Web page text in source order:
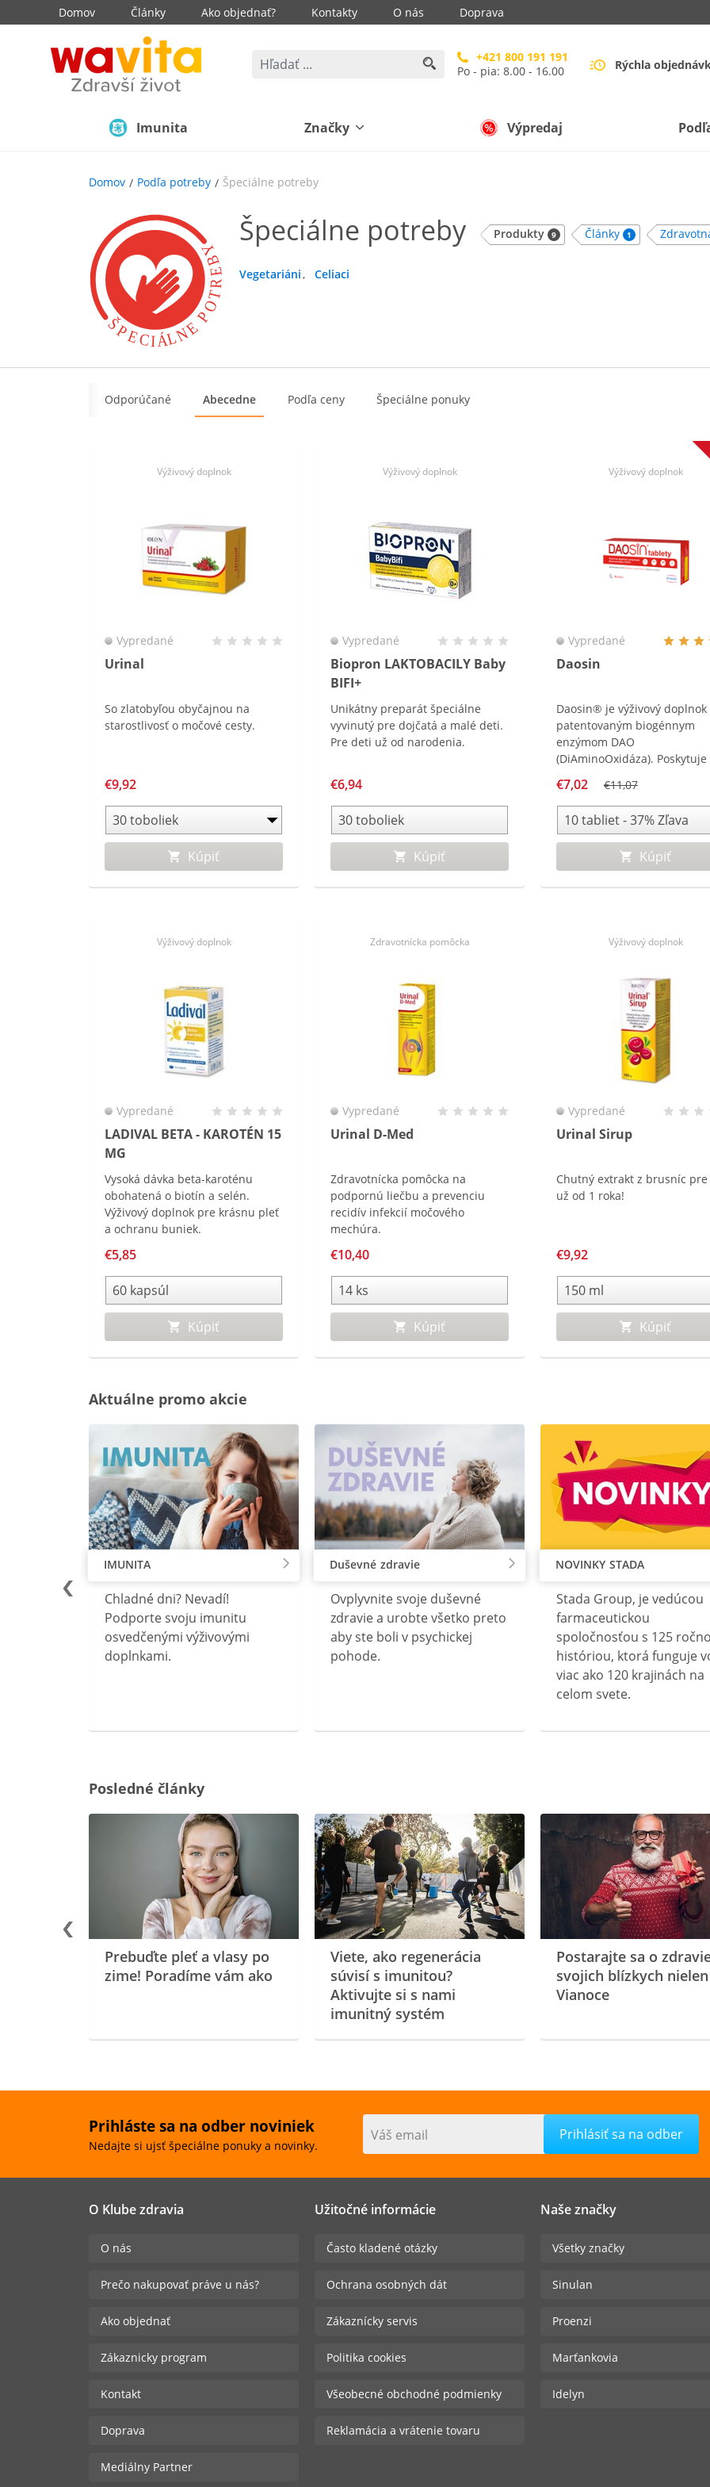
Domov Články Ako objednať? Kontakty O nás Doprava
+421 800 191 191
Po - pia: 8.00 - 16.00
Rýchla
Imunita Značky Výpredaj
Domov Podľa potreby Špeciálne potreby
Špeciálne potreby Produkty 9 Články 1
Vegetariáni Celiaci
Odporúčané Abecedne Podľa ceny Špeciálne ponuky
Výživový doplnok
Urinal
Vypredané
So zlatobyľou obyčajnou na
starostlivosť o močové cesty.
€9,92
Kúpiť
Výživový doplnok
Biopron LAKTOBACILY Baby
BIFI+
Vypredané
Unikátny preparát špeciálne
vyvinutý pre dojčatá a malé deti.
Pre deti už od narodenia.
€6,94
Kúpiť
Výživový doplnok
Daosin
Vypredané
Daosin® je výživový doplnok
patentovaným biogénnym
enzýmom DAO
(DiAminoOxidáza).
spracovanie prebytočného
histamínu pri liečbe
neznášanlivosti potravín
vyvolanej histamínovou
intoleranciou.
€7,02 €11,07
Kúpiť
Výživový doplnok
LADIVAL BETA - KAROTÉN 15
MG
Vypredané
Vysoká dávka beta-karoténu
obohatená o biotín a selén.
Výživový doplnok pre krásnu pleť
a ochranu buniek.
€5,85
Kúpiť
Zdravotnícka pomôcka
Urinal D-Med
Vypredané
Zdravotnícka pomôcka na
podpornú liečbu a prevenciu
recidív infekcií močového
mechúra.
€10,40
Kúpiť
Výživový doplnok
Urinal Sirup
Vypredané
Chutný extrakt z brusníc
už od 1 roka!
€9,92
Kúpiť
Aktuálne promo akcie
IMUNITA
Chladné dni? Nevadí!
Podporte svoju imunitu
osvedčenými výživovými
doplnkami.
Duševné zdravie
Ovplyvnite svoje duševné
zdravie a urobte všetko preto
aby ste boli v psychickej
pohode.
NOVINKY STADA
Stada Group, je vedúcou
farmaceutickou
spoločnosťou s 125
históriou, ktorá funguje
viac ako 120 krajinách na
celom svete.
Posledné články
Prebuďte pleť a vlasy po
zime! Poradíme vám ako
Viete, ako regenerácia
súvisí s imunitou?
Aktivujte si s nami
imunitný systém
Postarajte sa o
svojich blízkych
Vianoce
Prihláste sa na odber noviniek
Nedajte si ujsť špeciálne ponuky a novinky.
Váš email
O Klube zdravia
O nás
Prečo nakupovať práve u nás?
Ako objednať
Zákaznicky program
Kontakt
Doprava
Mediálny Partner
Užitočné informácie
Často kladené otázky
Ochrana osobných dát
Zákaznícky servis
Politika cookies
Všeobecné obchodné podmienky
Reklamácia a vrátenie tovaru
Naše značky
Všetky značky
Sinulan
Proenzi
Marťankovia
Idelyn